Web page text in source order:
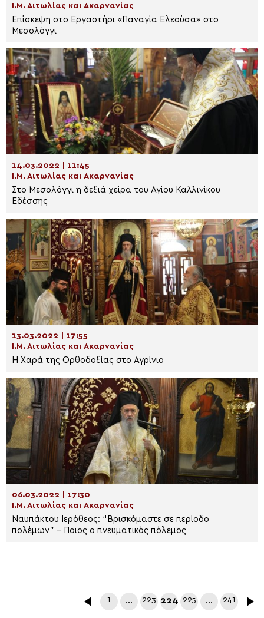
Ι.Μ. Αιτωλίας και Ακαρνανίας
Επίσκεψη στο Εργαστήρι «Παναγία Ελεούσα» στο
Μεσολόγγι
14.03.2022 | 11:45
Ι.Μ. Αιτωλίας και Ακαρνανίας
Στο Μεσολόγγι η δεξιά χείρα του Αγίου Καλλινίκου
Εδέσσης
13.03.2022 | 17:55
Ι.Μ. Αιτωλίας και Ακαρνανίας
Η Χαρά της Ορθοδοξίας στο Αγρίνιο
06.03.2022 | 17:30
Ι.Μ. Αιτωλίας και Ακαρνανίας
Ναυπάκτου Ιερόθεος: “Βρισκόμαστε σε περίοδο
πολέμων” – Ποιος ο πνευματικός πόλεμος
1 … 223 224 225 … 241